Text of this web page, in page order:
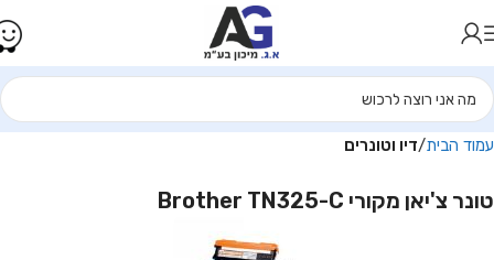
עמוד הבית דיו וטונרים
טונר צ'יאן מקורי Brother TN325-C